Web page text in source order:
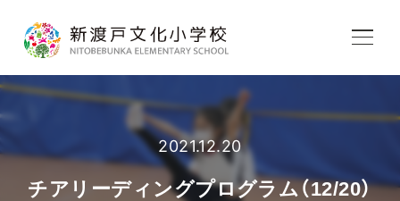
教育内容 2021.12.20
チアリーディングプログラム（12/20）